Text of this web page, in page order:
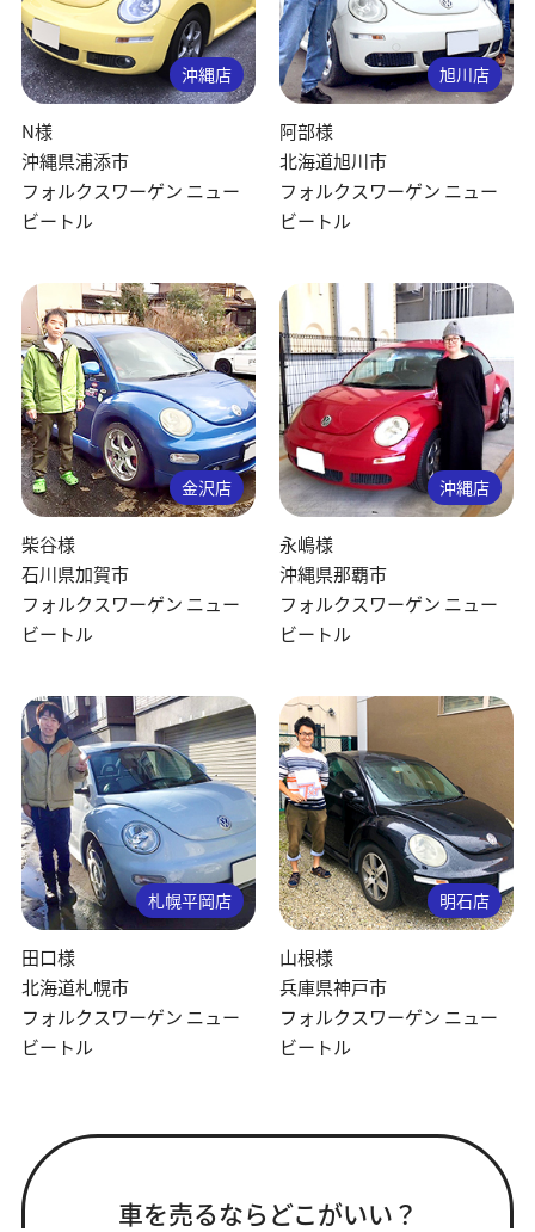
沖縄店
N様
沖縄県浦添市
フォルクスワーゲン ニュー
ビートル
旭川店
阿部様
北海道旭川市
フォルクスワーゲン ニュー
ビートル
金沢店
柴谷様
石川県加賀市
フォルクスワーゲン ニュー
ビートル
沖縄店
永嶋様
沖縄県那覇市
フォルクスワーゲン ニュー
ビートル
札幌平岡店
田口様
北海道札幌市
フォルクスワーゲン ニュー
ビートル
明石店
山根様
兵庫県神戸市
フォルクスワーゲン ニュー
ビートル
車を売るならどこがいい？